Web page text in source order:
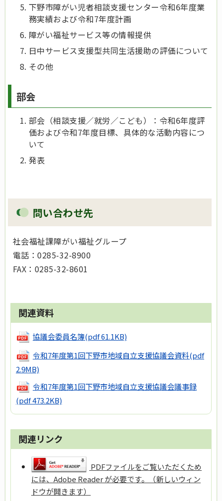
下野市障がい児者相談支援センター令和6年度業
務実績および令和7年度計画
障がい福祉サービス等の情報提供
日中サービス支援型共同生活援助の評価について
その他
部会
部会（相談支援／就労／こども）：令和6年度評
価および令和7年度目標、具体的な活動内容につ
いて
発表
問い合わせ先
社会福祉課障がい福祉グループ
電話：0285-32-8900
FAX：0285-32-8601
関連資料
協議会委員名簿(pdf 61.1KB)
令和7年度第1回下野市地域自立支援協議会資料(pdf
2.9MB)
令和7年度第1回下野市地域自立支援協議会議事録
(pdf 473.2KB)
関連リンク
PDFファイルをご覧いただくため
には、Adobe Reader が必要です。（新しいウィン
ドウが開きます）